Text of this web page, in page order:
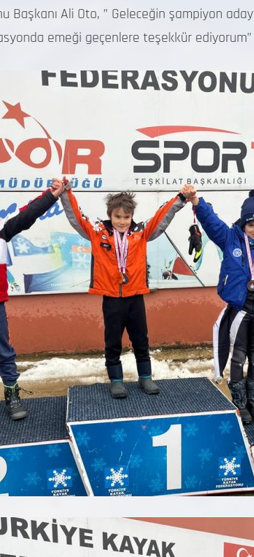
Başkanı Ali Oto, ” Geleceğin şampiyon
emeği geçenlere teşekkür